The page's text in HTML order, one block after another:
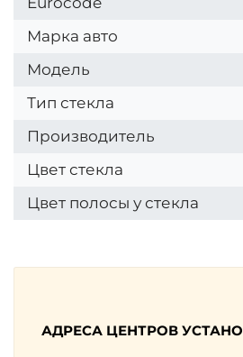
Марка авто
Модель
Тип стекла
Производитель
Цвет стекла
Цвет полосы у стекла
АДРЕСА ЦЕНТРОВ